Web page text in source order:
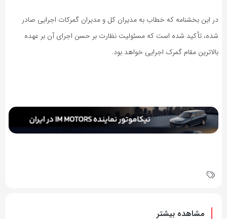
در این بخشنامه که خطاب به مدیران کل و مدیران گمرکات اجرایی صادر
شده، تأکید شده است که مسئولیت نظارت بر حسن اجرای آن بر عهده
بالاترین مقام گمرک اجرایی خواهد بود.
مشاهده بیشتر